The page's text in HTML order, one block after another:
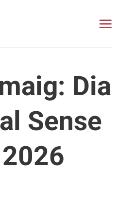
Dia
Sense